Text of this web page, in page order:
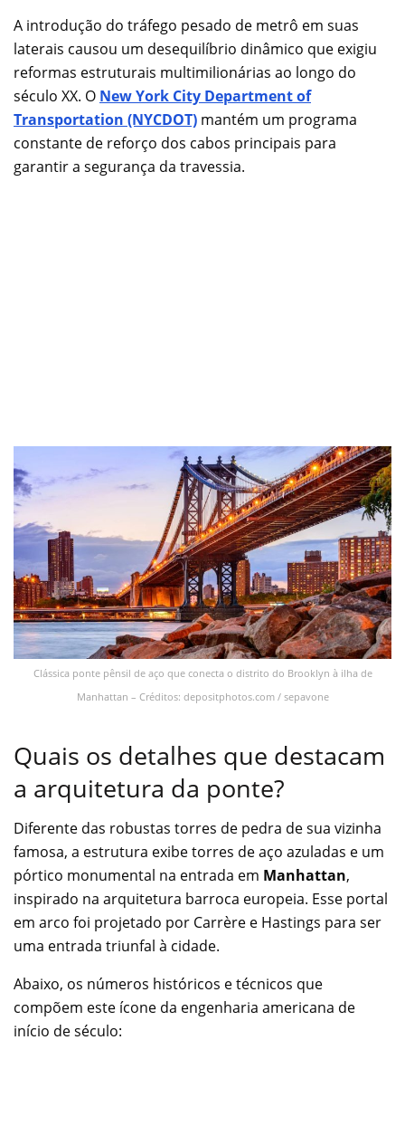
A introdução do tráfego pesado de metrô em suas
laterais causou um desequilíbrio dinâmico que exigiu
reformas estruturais multimilionárias ao longo do
século XX. O New York City Department of
Transportation (NYCDOT) mantém um programa
constante de reforço dos cabos principais para
garantir a segurança da travessia.
Clássica ponte pênsil de aço que conecta o distrito do Brooklyn à ilha de
Manhattan – Créditos: depositphotos.com / sepavone
Quais os detalhes que destacam
a arquitetura da ponte?
Diferente das robustas torres de pedra de sua vizinha
famosa, a estrutura exibe torres de aço azuladas e um
pórtico monumental na entrada em Manhattan,
inspirado na arquitetura barroca europeia. Esse portal
em arco foi projetado por Carrère e Hastings para ser
uma entrada triunfal à cidade.
Abaixo, os números históricos e técnicos que
compõem este ícone da engenharia americana de
início de século: